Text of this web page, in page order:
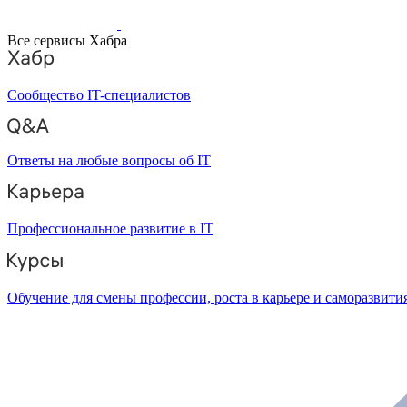
Все сервисы Хабра
Сообщество IT-специалистов
Ответы на любые вопросы об IT
Профессиональное развитие в IT
Обучение для смены профессии, роста в карьере и